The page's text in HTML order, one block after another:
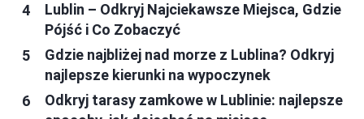
Lublin – Odkryj Najciekawsze Miejsca, Gdzie
Pójść i Co Zobaczyć
Gdzie najbliżej nad morze z Lublina? Odkryj
najlepsze kierunki na wypoczynek
Odkryj tarasy zamkowe w Lublinie: najlepsze